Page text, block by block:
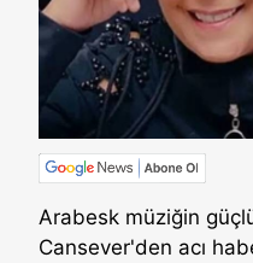
Arabesk müziğin
Cansever'den acı